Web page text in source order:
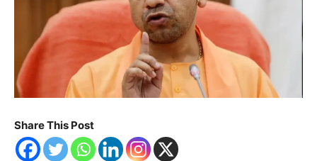
Share This Post